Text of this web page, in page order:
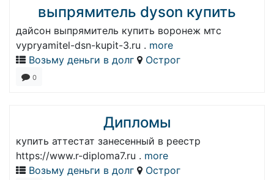
выпрямитель dyson купить
дайсон выпрямитель купить воронеж мтс
vypryamitel-dsn-kupit-3.ru . more
Возьму деньги в долг
Острог
0
Дипломы
купить аттестат занесенный в реестр
https://www.r-diploma7.ru . more
Возьму деньги в долг
Острог